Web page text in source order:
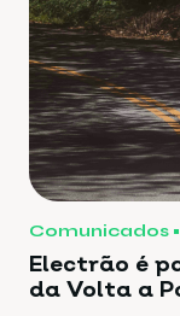
Comunicados
Electrão é
da Volta a